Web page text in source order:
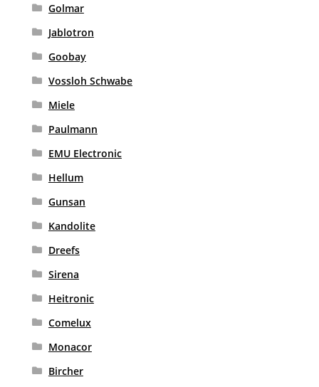
Golmar
Jablotron
Goobay
Vossloh Schwabe
Miele
Paulmann
EMU Electronic
Hellum
Gunsan
Kandolite
Dreefs
Sirena
Heitronic
Comelux
Monacor
Bircher